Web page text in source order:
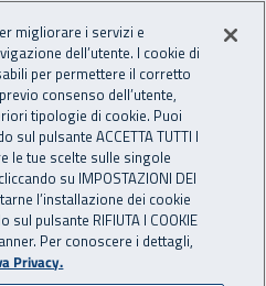
Nazionale
Apri cerca
migliorare i servizi e
dell’utente. I cookie di
per permettere il corretto
consenso dell’utente,
tipologie di cookie. Puoi
sul pulsante ACCETTA TUTTI I
le tue scelte sulle singole
su IMPOSTAZIONI DEI
l’installazione dei cookie
pulsante RIFIUTA I COOKIE
Per conoscere i dettagli,
Privacy.